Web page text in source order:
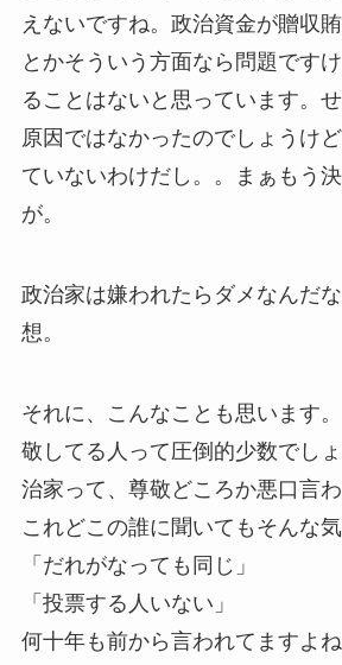
えないですね。政治資金が贈収
とかそういう方面なら問題です
ることはないと思っています。
原因ではなかったのでしょうけ
ていないわけだし。。まぁもう
が。
政治家は嫌われたらダメなんだ
想。
それに、こんなことも思います
敬してる人って圧倒的少数でし
治家って、尊敬どころか悪口言わ
これどこの誰に聞いてもそんな気
「だれがなっても同じ」
「投票する人いない」
何十年も前から言われてますよ